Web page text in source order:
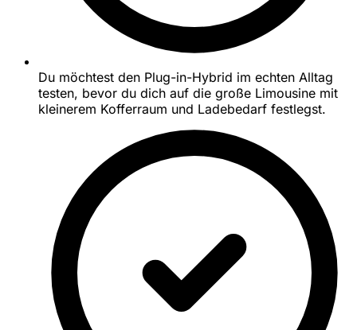
Du möchtest den Plug-in-Hybrid im echten Alltag
testen, bevor du dich auf die große Limousine mit
kleinerem Kofferraum und Ladebedarf festlegst.